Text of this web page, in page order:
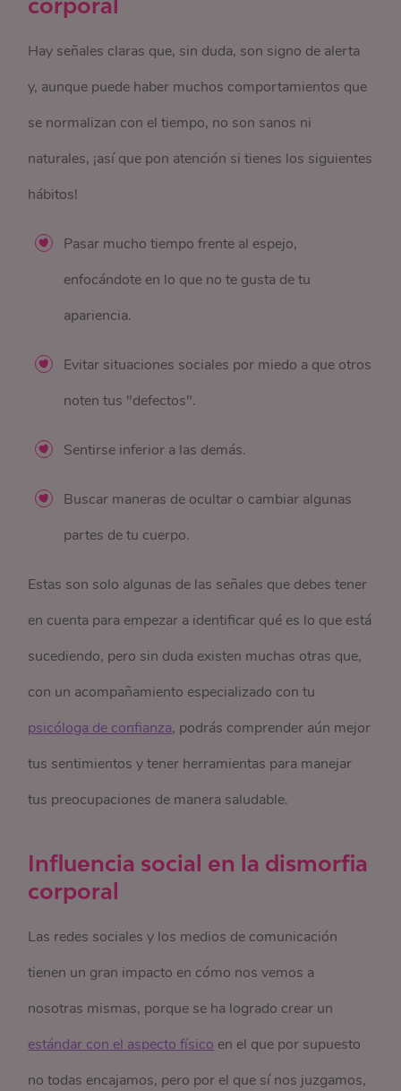
Hay señales claras que, sin duda, son signo de alerta
y, aunque puede haber muchos comportamientos que
se normalizan con el tiempo, no son sanos ni
naturales, ¡así que pon atención si tienes los siguientes
hábitos!
Pasar mucho tiempo frente al espejo,
enfocándote en lo que no te gusta de tu
apariencia.
Evitar situaciones sociales por miedo a que otros
noten tus "defectos".
Sentirse inferior a las demás.
Buscar maneras de ocultar o cambiar algunas
partes de tu cuerpo.
Estas son solo algunas de las señales que debes tener
en cuenta para empezar a identificar qué es lo que está
sucediendo, pero sin duda existen muchas otras que,
con un acompañamiento especializado con tu
psicóloga de confianza, podrás comprender aún mejor
tus sentimientos y tener herramientas para manejar
tus preocupaciones de manera saludable.
Influencia social en la dismorfia
corporal
Las redes sociales y los medios de comunicación
tienen un gran impacto en cómo nos vemos a
nosotras mismas, porque se ha logrado crear un
estándar con el aspecto físico en el que por supuesto
no todas encajamos, pero por el que sí nos juzgamos,